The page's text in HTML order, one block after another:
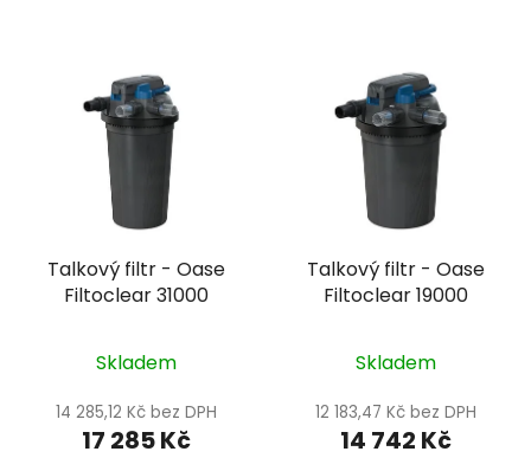
Talkový filtr - Oase
Filtoclear 31000
Skladem
14 285,12 Kč bez DPH
17 285 Kč
Talkový filtr - Oase
Filtoclear 19000
Skladem
12 183,47 Kč bez DPH
14 742 Kč